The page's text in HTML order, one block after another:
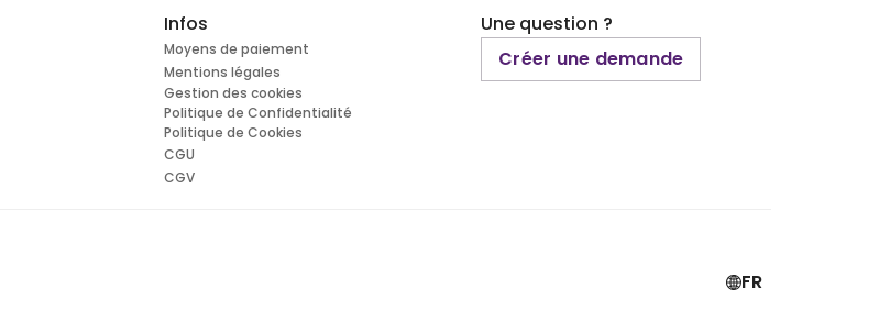
Infos
Moyens de paiement
Mentions légales
Gestion des cookies
Politique de Confidentialité
Politique de Cookies
CGU
CGV
Une question ?
Créer une demande
FR